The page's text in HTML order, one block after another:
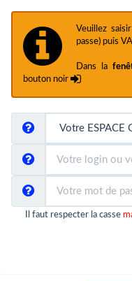
Veuillez
passe) puis
Dans la
bouton noir
Il faut respecter la casse